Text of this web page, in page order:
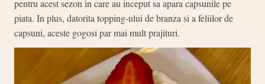
pentru acest sezon in care au inceput sa apara capsunile pe
piata. In plus, datorita topping-ului de branza si a feliilor de
capsuni, aceste gogosi par mai mult prajituri.